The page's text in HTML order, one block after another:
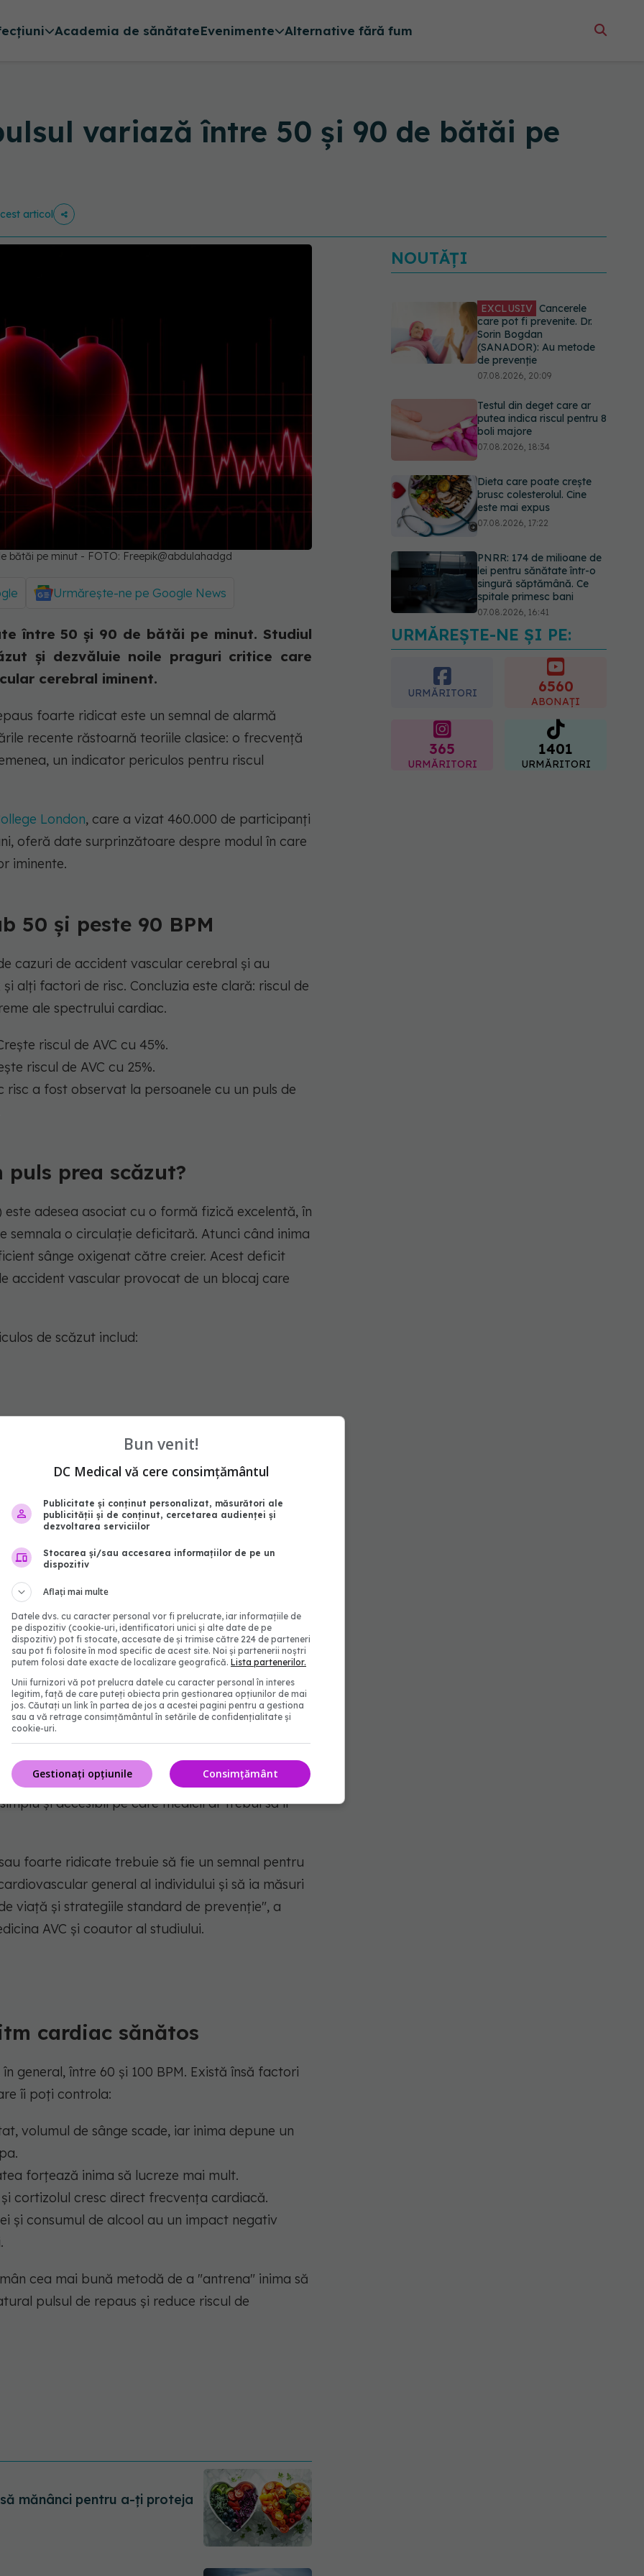
Academia de sănătateEvenimente Alternative fără fum
variază între 50 și 90 de bătăi pe
articol
bătăi pe minut - FOTO: Freepik@abdulahadgd
Urmărește-ne pe Google News
între 50 și 90 de bătăi pe minut. Studiul
și dezvăluie noile praguri critice care
cerebral iminent.
foarte ridicat este un semnal de alarmă
recente răstoarnă teoriile clasice: o frecvență
un indicator periculos pentru riscul
London, care a vizat 460.000 de participanți
oferă date surprinzătoare despre modul în care
iminente.
50 și peste 90 BPM
cazuri de accident vascular cerebral și au
alți factori de risc. Concluzia este clară: riscul de
ale spectrului cardiac.
riscul de AVC cu 45%.
riscul de AVC cu 25%.
risc a fost observat la persoanele cu un puls de
puls prea scăzut?
adesea asociat cu o formă fizică excelentă, în
semnala o circulație deficitară. Atunci când inima
sânge oxigenat către creier. Acest deficit
accident vascular provocat de un blocaj care
de scăzut includ:
asupra vaselor de sânge
pune o presiune constantă pe pereții
ateroscleroza (acumularea de grăsimi în
în cazul persoanelor fără fibrilație atrială, unde
pentru identificarea și stratificarea riscului
și autor principal al studiului.
prevenție
risc major (crește riscul de AVC de cinci ori),
și accesibil pe care medicii ar trebui să îl
foarte ridicate trebuie să fie un semnal pentru
general al individului și să ia măsuri
viață și strategiile standard de prevenție", a
AVC și coautor al studiului.
cardiac sănătos
general, între 60 și 100 BPM. Există însă factori
îi poți controla:
volumul de sânge scade, iar inima depune un
forțează inima să lucreze mai mult.
cortizolul cresc direct frecvența cardiacă.
și consumul de alcool au un impact negativ
cea mai bună metodă de a "antrena" inima să
pulsul de repaus și reduce riscul de
mănânci pentru a-ți proteja
NOUTĂȚI
EXCLUSIV Cancerele
care pot fi prevenite. Dr.
Sorin Bogdan
(SANADOR): Au metode
de prevenție
07.08.2026, 20:09
Testul din deget care ar
putea indica riscul pentru 8
boli majore
07.08.2026, 18:34
Dieta care poate crește
brusc colesterolul. Cine
este mai expus
07.08.2026, 17:22
PNRR: 174 de milioane de
lei pentru sănătate într-o
singură săptămână. Ce
spitale primesc bani
07.08.2026, 16:41
Ce spune culoarea ta
preferată despre vârsta
pe care o ai. Care este
"codul cromatic" al
URMĂREȘTE-NE ȘI PE:
URMĂRITORI 6560
ABONAȚI
365
URMĂRITORI
1401
URMĂRITORI
Bun venit!
DC Medical vă cere consimțământul
Publicitate și conținut personalizat, măsurători ale
publicității și de conținut, cercetarea audienței și
dezvoltarea serviciilor
Stocarea și/sau accesarea informațiilor de pe un
dispozitiv
Aflați mai multe
Datele dvs. cu caracter personal vor fi prelucrate, iar informațiile de
pe dispozitiv (cookie-uri, identificatori unici și alte date de pe
dispozitiv) pot fi stocate, accesate de și trimise către 224 de parteneri
sau pot fi folosite în mod specific de acest site. Noi și partenerii noștri
putem folosi date exacte de localizare geografică. Lista partenerilor.
Unii furnizori vă pot prelucra datele cu caracter personal în interes
legitim, față de care puteți obiecta prin gestionarea opțiunilor de mai
jos. Căutați un link în partea de jos a acestei pagini pentru a gestiona
sau a vă retrage consimțământul în setările de confidențialitate și
cookie-uri.
Consimțământ
Gestionați opțiunile